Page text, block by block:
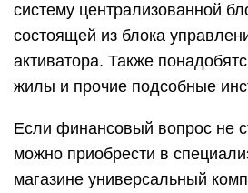
систему централизованной
состоящей из блока
активатора. Также
жилы и прочие подсобные
Если финансовый вопрос не
можно приобрести в
магазине универсальный